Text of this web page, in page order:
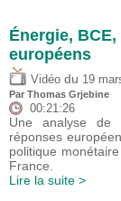
Énergie,
européens
Vidéo du 19
Par Thomas Grjebine
00:21:26
Une analyse de
réponses
politique
France.
Lire la suite >